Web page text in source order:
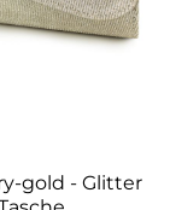
gold - Glitter